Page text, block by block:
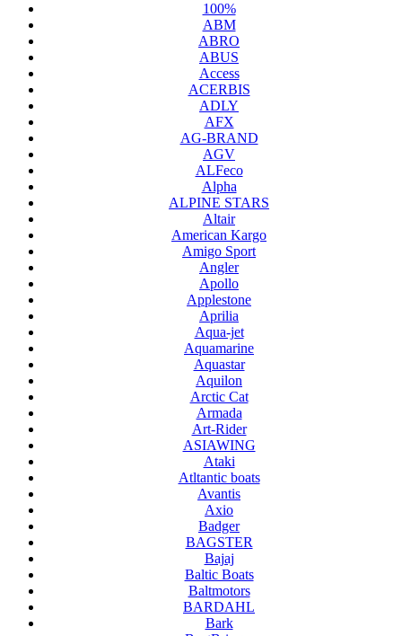
100%
ABM
ABRO
ABUS
Access
ACERBIS
ADLY
AFX
AG-BRAND
AGV
ALFeco
Alpha
ALPINE STARS
Altair
American Kargo
Amigo Sport
Angler
Apollo
Applestone
Aprilia
Aqua-jet
Aquamarine
Aquastar
Aquilon
Arctic Cat
Armada
Art-Rider
ASIAWING
Ataki
Atltantic boats
Avantis
Axio
Badger
BAGSTER
Bajaj
Baltic Boats
Baltmotors
BARDAHL
Bark